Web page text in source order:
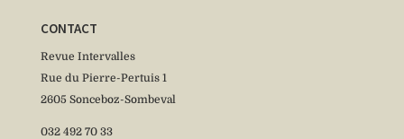
CONTACT
Revue Intervalles
Rue du Pierre-Pertuis 1
2605 Sonceboz-Sombeval
032 492 70 33